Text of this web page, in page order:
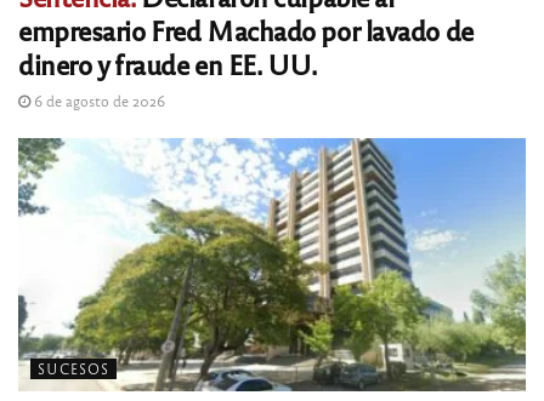
empresario Fred Machado por lavado de
dinero y fraude en EE. UU.
6 de agosto de 2026
SUCESOS